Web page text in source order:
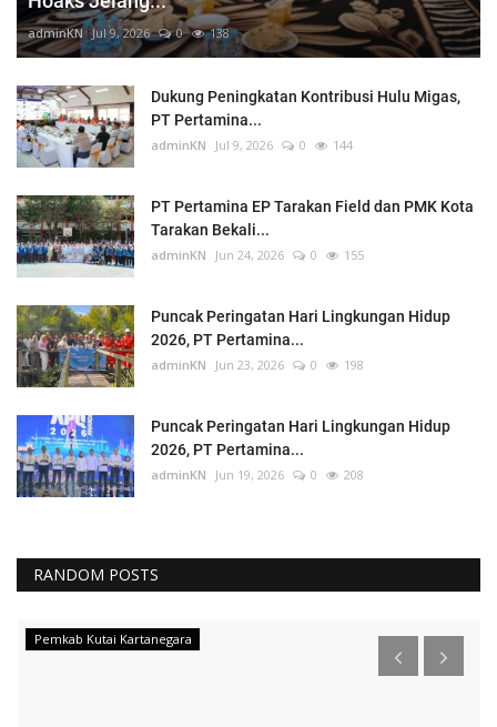
adminKN Jul 9, 2026 0 138
Dukung Peningkatan Kontribusi Hulu Migas,
PT Pertamina...
adminKN Jul 9, 2026 0 144
PT Pertamina EP Tarakan Field dan PMK Kota
Tarakan Bekali...
adminKN Jun 24, 2026 0 155
Puncak Peringatan Hari Lingkungan Hidup
2026, PT Pertamina...
adminKN Jun 23, 2026 0 198
Puncak Peringatan Hari Lingkungan Hidup
2026, PT Pertamina...
adminKN Jun 19, 2026 0 208
RANDOM POSTS
Pemkab Kutai Kartanegara